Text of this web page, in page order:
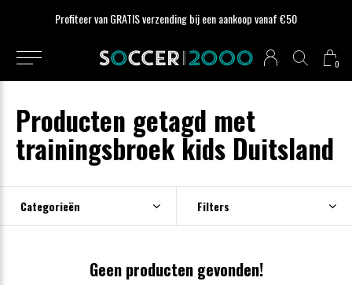
0
Profiteer van GRATIS verzending bij een aankoop vanaf €50
Producten getagd met
trainingsbroek kids Duitsland
Categorieën Filters
Geen producten gevonden!